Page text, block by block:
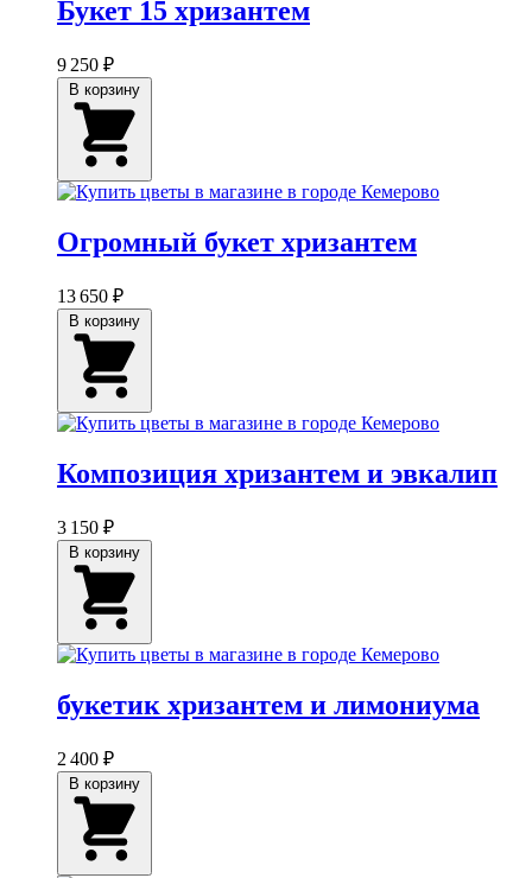
Букет 15 хризантем
9 250 ₽
Огромный букет хризантем
13 650 ₽
Композиция хризантем и эвкалип
3 150 ₽
букетик хризантем и лимониума
2 400 ₽